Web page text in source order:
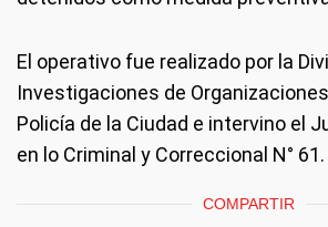
El operativo fue realizado por la
Investigaciones de
Policía de la Ciudad e intervino el
en lo Criminal y Correccional N° 61.
COMPARTIR